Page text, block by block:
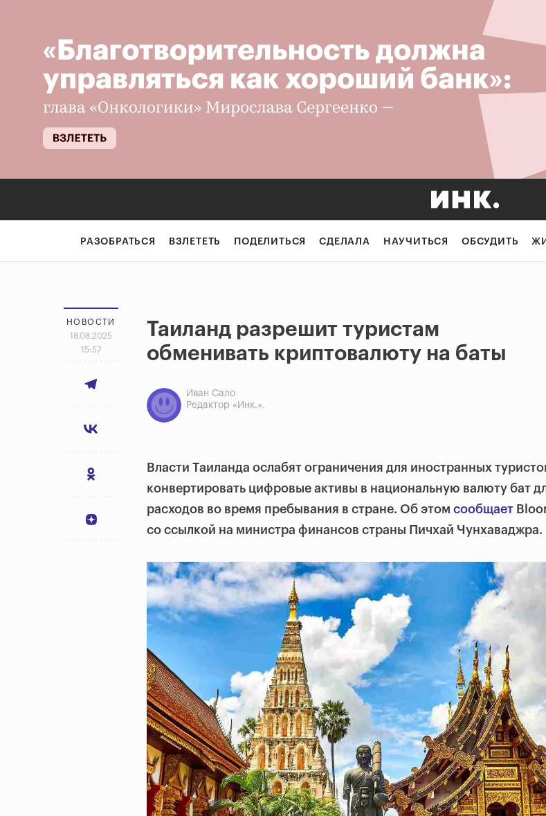
РАЗОБРАТЬСЯ ВЗЛЕТЕТЬ ПОДЕЛИТЬСЯ СДЕЛАЛА НАУЧИТЬСЯ ОБСУДИТЬ
НОВОСТИ
18.08.2025
15:57
Таиланд разрешит туристам
обменивать криптовалюту на баты
Иван Сало
Редактор «Инк.».
Власти Таиланда ослабят ограничения для иностранных
конвертировать цифровые активы в национальную валюту бат
расходов во время пребывания в стране. Об этом сообщает
со ссылкой на министра финансов страны Пичхай Чунхаваджра.